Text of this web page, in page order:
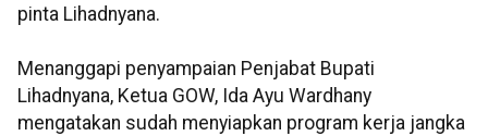
pinta Lihadnyana.
Menanggapi penyampaian Penjabat Bupati
Lihadnyana, Ketua GOW, Ida Ayu Wardhany
mengatakan sudah menyiapkan program kerja jangka